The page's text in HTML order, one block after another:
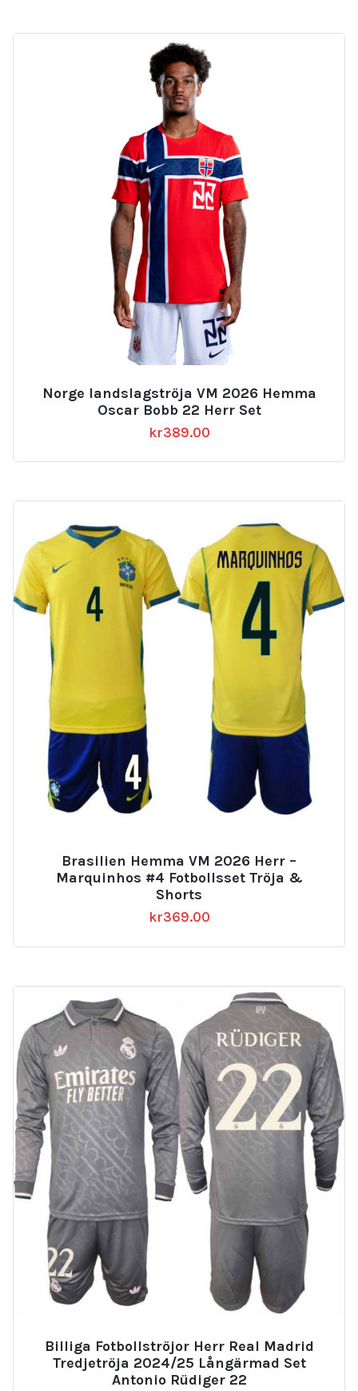
Norge landslagströja VM 2026 Hemma
Oscar Bobb 22 Herr Set
kr389.00
Brasilien Hemma VM 2026 Herr –
Marquinhos #4 Fotbollsset Tröja &
Shorts
kr369.00
Billiga Fotbollströjor Herr Real Madrid
Tredjetröja 2024/25 Långärmad Set
Antonio Rüdiger 22